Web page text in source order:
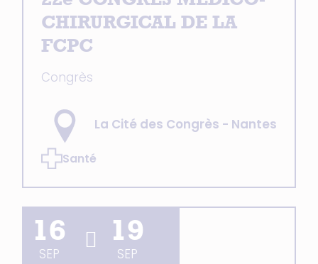
CHIRURGICAL DE LA
FCPC
Congrès
La Cité des Congrès - Nantes
Santé
19
SEP
16
SEP